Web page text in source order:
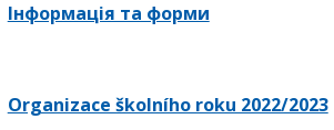
Інформація та форми
Organizace školního roku 2022/2023